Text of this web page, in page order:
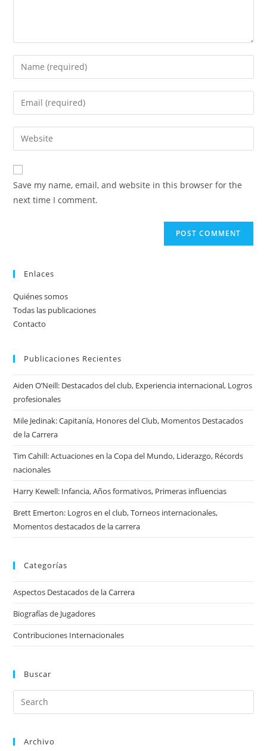
Enter
your
name
comment
Enter
your
email
address
comment
Enter
your
website
URL
(optional)
Save my name, email, and website in this browser for the
next time I comment.
Enlaces
Quiénes somos
Todas las publicaciones
Contacto
Publicaciones Recientes
Aiden O’Neill: Destacados del club, Experiencia internacional, Logros
profesionales
Mile Jedinak: Capitanía, Honores del Club, Momentos Destacados
de la Carrera
Tim Cahill: Actuaciones en la Copa del Mundo, Liderazgo, Récords
nacionales
Harry Kewell: Infancia, Años formativos, Primeras influencias
Brett Emerton: Logros en el club, Torneos internacionales,
Momentos destacados de la carrera
Categorías
Aspectos Destacados de la Carrera
Biografías de Jugadores
Contribuciones Internacionales
Buscar
Archivo